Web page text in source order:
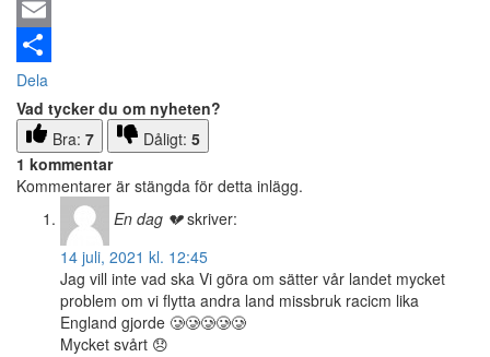
Email
Dela
Vad tycker du om nyheten?
Bra: 7 Dåligt: 5
1 kommentar
Kommentarer är stängda för detta inlägg.
En dag 💔 skriver:
14 juli, 2021 kl. 12:45
Jag vill inte vad ska Vi göra om sätter vår landet mycket
problem om vi flytta andra land missbruk racicm lika
England gjorde 🥲🥲🥲🥲🥲
Mycket svårt 😞